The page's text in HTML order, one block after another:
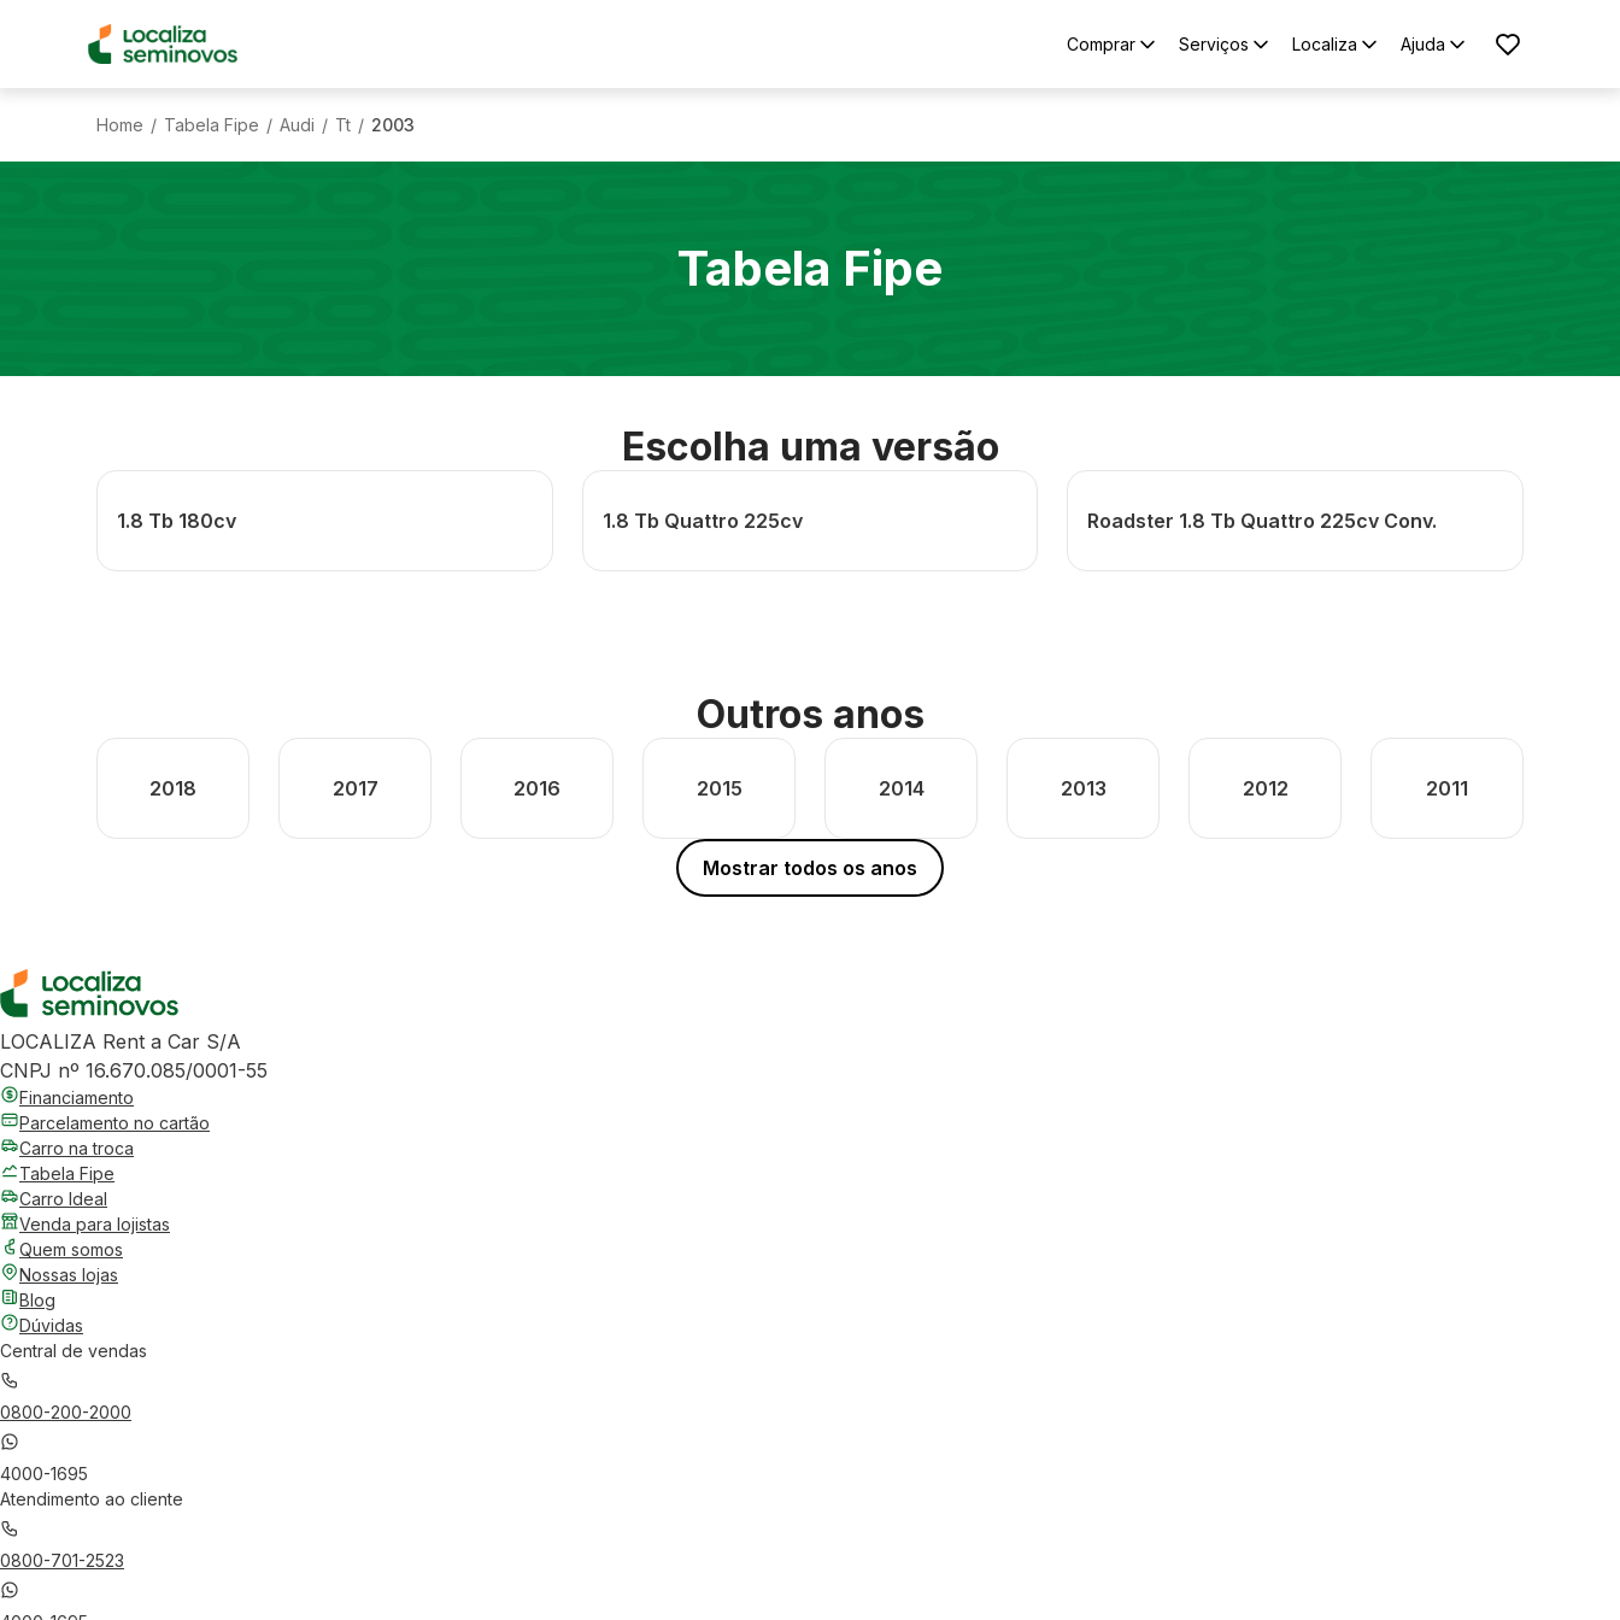
Comprar Serviços Localiza Ajuda
Home / Tabela Fipe / Audi / Tt / 2003
Tabela Fipe
Escolha uma versão
1.8 Tb 180cv 1.8 Tb Quattro 225cv Roadster 1.8 Tb Quattro 225cv Conv.
Outros anos
2018 2017 2016 2015 2014 2013 2012 2011
Mostrar todos os anos
LOCALIZA Rent a Car S/A
CNPJ nº 16.670.085/0001-55
Financiamento
Parcelamento no cartão
Carro na troca
Tabela Fipe
Carro Ideal
Venda para lojistas
Quem somos
Nossas lojas
Blog
Dúvidas
Central de vendas
0800-200-2000
4000-1695
Atendimento ao cliente
0800-701-2523